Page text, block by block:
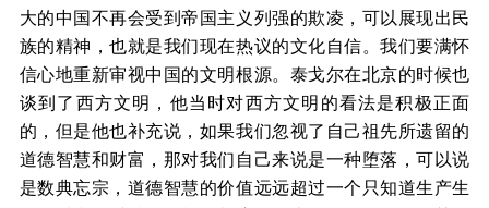
大的中国不再会受到帝国主义列强的欺凌，可以展现出民
族的精神，也就是我们现在热议的文化自信。我们要满怀
信心地重新审视中国的文明根源。泰戈尔在北京的时候也
谈到了西方文明，他当时对西方文明的看法是积极正面
的，但是他也补充说，如果我们忽视了自己祖先所遗留的
道德智慧和财富，那对我们自己来说是一种堕落，可以说
是数典忘宗，道德智慧的价值远远超过一个只知道生产生